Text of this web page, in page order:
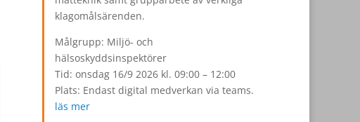
klagomålsärenden.
Målgrupp: Miljö- och
hälsoskyddsinspektörer
Tid: onsdag 16/9 2026 kl. 09:00 – 12:00
Plats: Endast digital medverkan via teams.
läs mer